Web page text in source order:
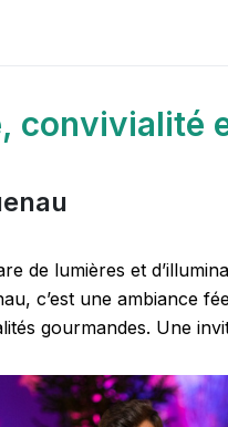
convivialité
de lumières et
c’est une ambiance
gourmandes. Une